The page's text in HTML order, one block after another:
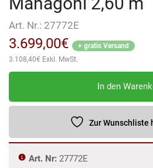
Art. Nr.: 27772E
3.699,00€
+ gratis Versand
3.108,40€ Exkl. MwSt.
Englische
Tresen
2,60
In den
Zur Wunschliste
Art. Nr: 27772E